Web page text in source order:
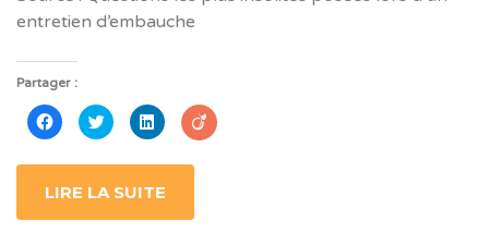
entretien d’embauche
Partager :
Cliquez
pour
partager
Facebook(ouvre
dans
une
fenêtre)
Cliquez
pour
partager
Twitter(ouvre
dans
une
fenêtre)
Cliquez
pour
partager
LinkedIn(ouvre
dans
une
fenêtre)
LIRE LA SUITE